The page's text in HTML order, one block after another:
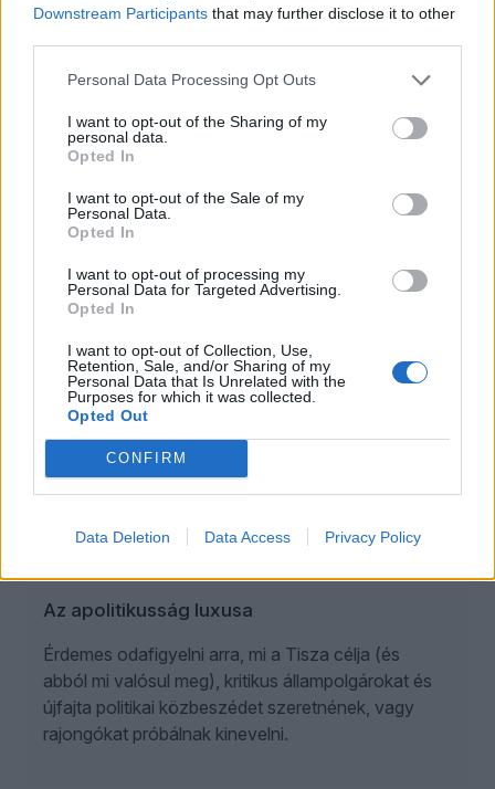
Downstream Participants that may further disclose it to other
Personal Data Processing Opt Outs
I want to opt-out of the Sharing of my
personal data.
Opted In
I want to opt-out of the Sale of my
Personal Data.
Opted In
I want to opt-out of processing my
Personal Data for Targeted Advertising.
Opted In
I want to opt-out of Collection, Use,
Retention, Sale, and/or Sharing of my
Personal Data that Is Unrelated with the
Purposes for which it was collected.
Opted Out
CONFIRM
Data Deletion Data Access Privacy Policy
2026. augusztus 3.
Új kormány, régi válságmozi
hangsúlyozni, hogy mennyivel másképp állnak ők
hozzá egy ilyen krízishez, mint az előző hatalom.
kísérteties hasonlóság.
KONOK PÉTER
2026. augusztus 2.
7
Áramszünet idejére
Egy civilizáció, amit az energia mozgat,
óhatatlanul energiaválságokat él át. Az
energiaválságokat két – egymással szorosan
összefüggő – faktor okozza.
KRASZNAHORKAI EMMA 3
Az apolitikusság luxusa
Érdemes odafigyelni arra, mi a Tisza célja (és
abból mi valósul meg), kritikus állampolgárokat és
újfajta politikai közbeszédet szeretnének, vagy
rajongókat próbálnak kinevelni.